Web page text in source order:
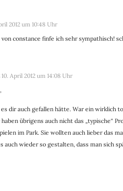
2012 um 10:48 Uhr
constance finfe ich sehr sympathisch!
10. April 2012 um 14:08 Uhr
es dir auch gefallen hätte. War ein wirklich
übrigens auch nicht das „typische“
im Park. Sie wollten auch lieber das
auch wieder so gestalten, dass man sich